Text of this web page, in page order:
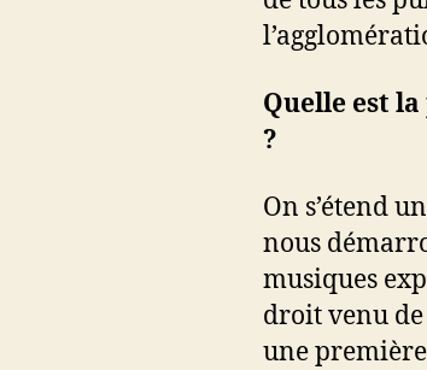
Quelle est
?
On s’étend
nous
musiques
droit venu de
une